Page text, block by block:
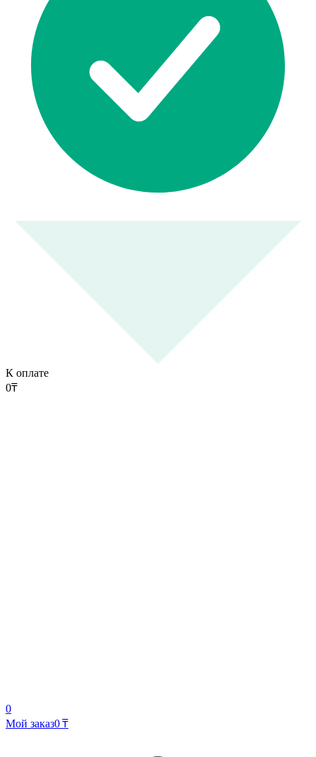
К оплате
0₸
0
Мой заказ0 ₸